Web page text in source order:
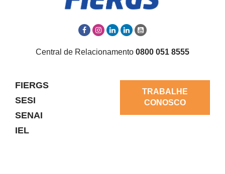
Central de Relacionamento 0800 051 8555
FIERGS
SESI
SENAI
IEL
TRABALHE
CONOSCO